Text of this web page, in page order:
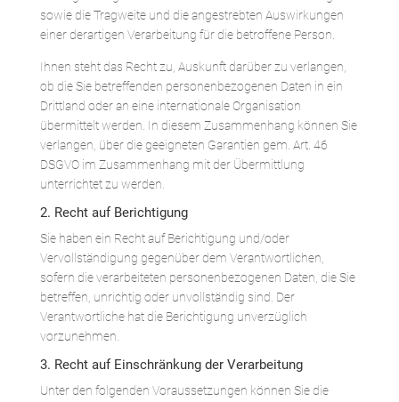
sowie die Tragweite und die angestrebten Auswirkungen
einer derartigen Verarbeitung für die betroffene Person.
Ihnen steht das Recht zu, Auskunft darüber zu verlangen,
ob die Sie betreffenden personenbezogenen Daten in ein
Drittland oder an eine internationale Organisation
übermittelt werden. In diesem Zusammenhang können Sie
verlangen, über die geeigneten Garantien gem. Art. 46
DSGVO im Zusammenhang mit der Übermittlung
unterrichtet zu werden.
2. Recht auf Berichtigung
Sie haben ein Recht auf Berichtigung und/oder
Vervollständigung gegenüber dem Verantwortlichen,
sofern die verarbeiteten personenbezogenen Daten, die Sie
betreffen, unrichtig oder unvollständig sind. Der
Verantwortliche hat die Berichtigung unverzüglich
vorzunehmen.
3. Recht auf Einschränkung der Verarbeitung
Unter den folgenden Voraussetzungen können Sie die